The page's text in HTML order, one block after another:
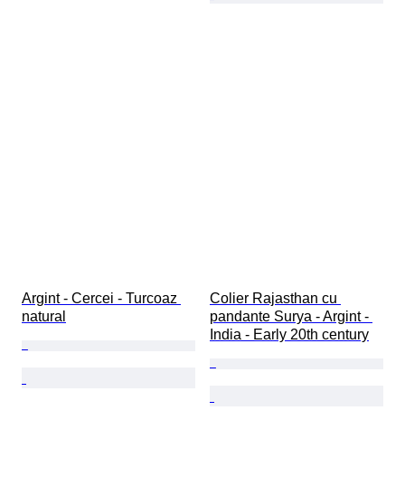
Argint - Cercei - Turcoaz
natural
Colier Rajasthan cu
pandante Surya - Argint -
India - Early 20th century